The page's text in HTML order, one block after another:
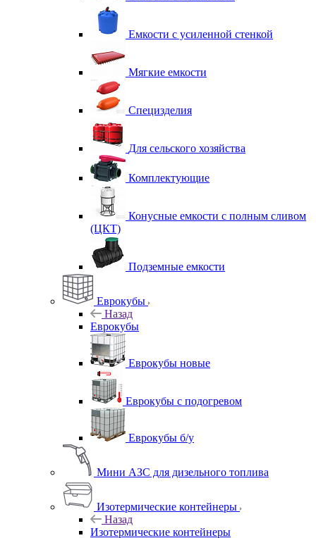
Емкости с усиленной стенкой
Мягкие емкости
Специзделия
Для сельского хозяйства
Комплектующие
Конусные емкости с полным сливом
(ЦКТ)
Подземные емкости
Еврокубы
Назад
Еврокубы
Еврокубы новые
Еврокубы с подогревом
Еврокубы б/у
Мини АЗС для дизельного топлива
Изотермические контейнеры
Назад
Изотермические контейнеры